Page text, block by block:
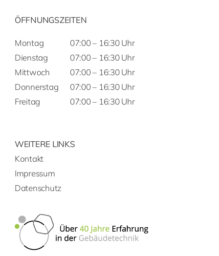
ÖFFNUNGSZEITEN
Montag
Dienstag
Mittwoch
Donnerstag
Freitag
07:00 – 16:30 Uhr
07:00 – 16:30 Uhr
07:00 – 16:30 Uhr
07:00 – 16:30 Uhr
07:00 – 16:30 Uhr
WEITERE LINKS
Kontakt
Impressum
Datenschutz